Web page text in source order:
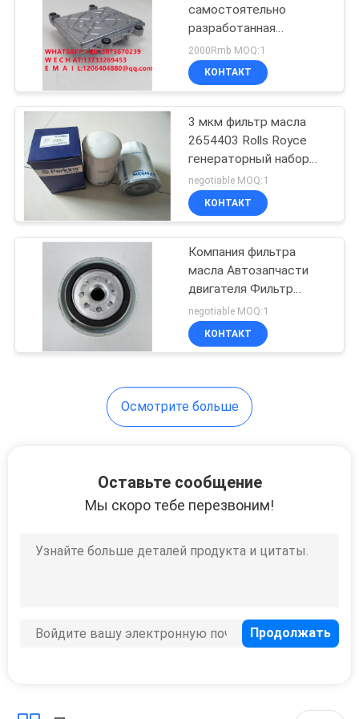
Пылевой фильтр
кондиционера
Фильтр
возвращения
гидравлического
масла
Всасывающий
гидравлического
масла
фильтр суфлера
самостоятельно
разработанная
компьютерная плата
ECU 612650080075
компьютерная плата
грузовиков и
строительных машин
2000Rmb MOQ:1
КОНТАКТ
3 мкм фильтр масла
2654403 Rolls Royce
генераторный набор
совпадающий фильтр
negotiable MOQ:1
КОНТАКТ
Компания фильтра
масла Автозапчасти
двигателя Фильтр
топливного насоса
Ulpk0041
negotiable MOQ:1
КОНТАКТ
Осмотрите больше
Оставьте сообщение
Мы скоро тебе перезвоним!